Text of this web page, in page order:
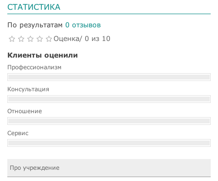
СТАТИСТИКА
По результатам 0 отзывов
Оценка/ 0 из 10
Клиенты оценили
Профессионализм
Консультация
Отношение
Сервис
Про учреждение